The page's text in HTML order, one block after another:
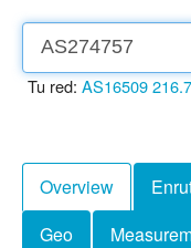
Tu red: AS16509
Overview
Geo